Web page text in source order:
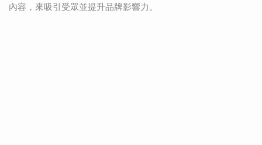
內容，來吸引受眾並提升品牌影響力。